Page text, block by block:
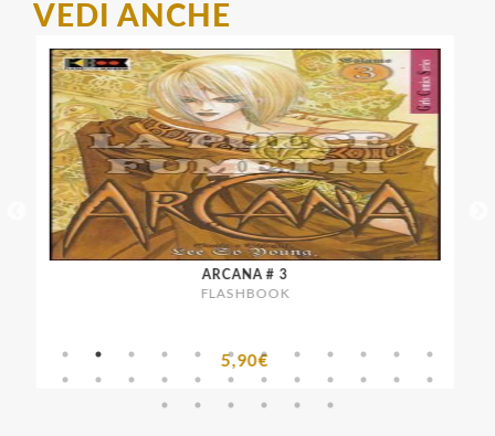
VEDI ANCHE
ARCANA # 3
FLASHBOOK
5,90€